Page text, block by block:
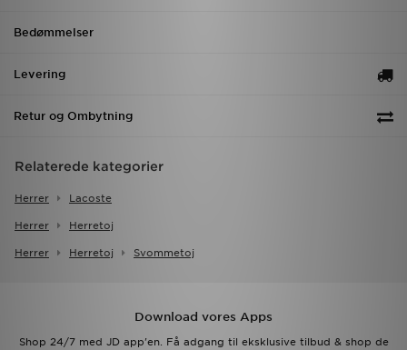
Bedømmelser
Levering
Retur og Ombytning
Relaterede kategorier
Herrer Lacoste
Herrer Herretoj
Herrer Herretoj Svommetoj
Download vores Apps
Shop 24/7 med JD app'en. Få adgang til eksklusive tilbud & shop de